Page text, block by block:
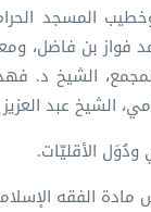
المسجد
فواز بن فاضل،
الشيخ د.
الشيخ عبد
الأقليّات.
الفقه